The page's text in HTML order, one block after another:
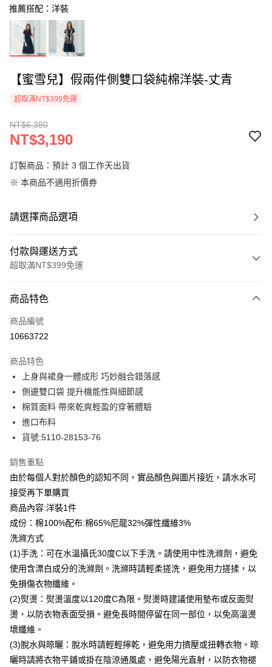
推薦搭配：洋裝
【蜜雪兒】假兩件側雙口袋純棉洋裝-丈青
超取滿NT$399免運
NT$6,380
NT$3,190
訂製商品：預計 3 個工作天出貨
※ 本商品不適用折價券
請選擇商品選項
付款與運送方式
超取滿NT$399免運
信用卡一次付款
信用卡分期付款
合作金庫商業銀行
華南商業銀行
彰化商業銀行
上海商業儲蓄銀行
國泰世華商業銀行
兆豐國際商業銀行
臺灣中小企業銀行
匯豐（台灣）商業銀行
聯邦商業銀行
元大商業銀行
台新國際商業銀行
中國信託商業銀行
台灣樂天信用卡公司
LINE Pay
Apple Pay
街口支付
悠遊付
全盈+PAY
ATM付款
貨到付款
運送方式
付款後全家取貨
每筆NT$80，滿NT$399(含以上)免運費
付款後7-11取貨
每筆NT$80，滿NT$888(含以上)免運費
宅配到府
每筆NT$80，滿NT$888(含以上)免運費
商品特色
商品編號
10663722
商品特色
上身與裙身一體成形 巧妙融合錯落感
側邊雙口袋 提升機能性與細節感
棉質面料 帶來乾爽輕盈的穿著體驗
進口布料
貨號:5110-28153-76
銷售重點
由於每個人對於顏色的認知不同，實品顏色與圖片接近，請水水可
接受再下單購買
商品內容:洋裝1件
成份：棉100%配布:棉65%尼龍32%彈性纖維3%
洗滌方式
(1)手洗：可在水溫攝氏30度C以下手洗。請使用中性洗滌劑，避免
使用含漂白成分的洗滌劑。洗滌時請輕柔搓洗，避免用力搓揉，以
免損傷衣物纖維。
(2)熨燙：熨燙溫度以120度C為限。熨燙時建議使用墊布或反面熨
燙，以防衣物表面受損。避免長時間停留在同一部位，以免高溫燙
壞纖維。
(3)脫水與晾曬：脫水時請輕輕擰乾，避免用力擠壓或扭轉衣物。晾
曬時請將衣物平鋪或掛在陰涼通風處，避免陽光直射，以防衣物褪